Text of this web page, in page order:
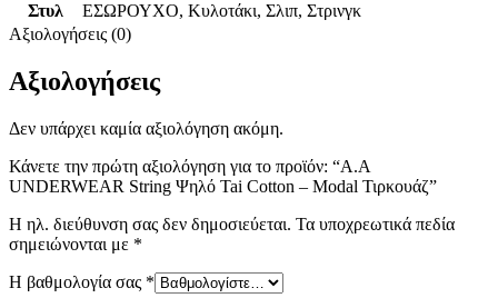
Στυλ
ΕΣΩΡΟΥΧΟ, Κυλοτάκι, Σλιπ, Στρινγκ
Αξιολογήσεις (0)
Αξιολογήσεις
Δεν υπάρχει καμία αξιολόγηση ακόμη.
Κάνετε την πρώτη αξιολόγηση για το προϊόν: “A.A
UNDERWEAR String Ψηλό Tai Cotton – Modal Τιρκουάζ”
Η ηλ. διεύθυνση σας δεν δημοσιεύεται. Τα υποχρεωτικά πεδία
σημειώνονται με *
Η βαθμολογία σας *